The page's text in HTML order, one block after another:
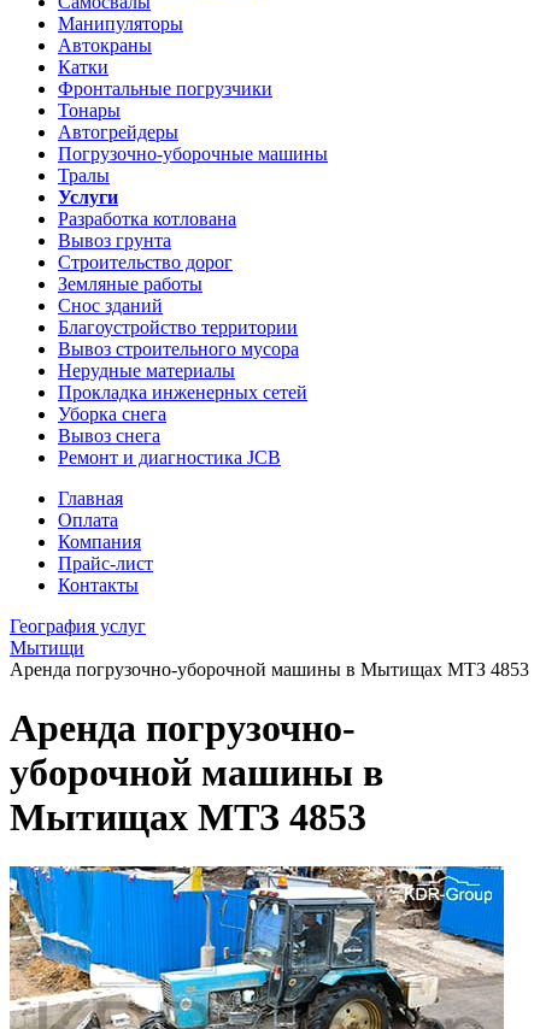
Манипуляторы
Автокраны
Катки
Фронтальные погрузчики
Тонары
Автогрейдеры
Погрузочно-уборочные машины
Тралы
Услуги
Разработка котлована
Вывоз грунта
Строительство дорог
Земляные работы
Снос зданий
Благоустройство территории
Вывоз строительного мусора
Нерудные материалы
Прокладка инженерных сетей
Уборка снега
Вывоз снега
Ремонт и диагностика JCB
Главная
Оплата
Компания
Прайс-лист
Контакты
География услуг
Мытищи
Аренда погрузочно-уборочной машины в Мытищах МТЗ 4853
Аренда погрузочно-
уборочной машины в
Мытищах МТЗ 4853